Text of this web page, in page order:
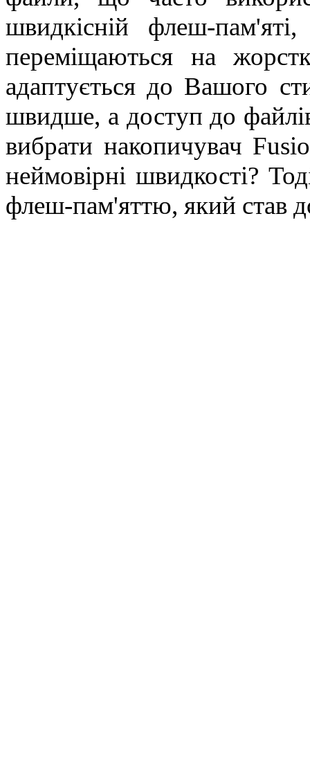
швидкісній флеш-
переміщаються на
адаптується до Вашого
швидше, а доступ до
вибрати накопичувач
неймовірні швидкості?
флеш-пам'яттю, який став